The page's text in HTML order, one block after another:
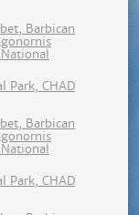
Barbican
Park, CHAD
Barbican
Park, CHAD